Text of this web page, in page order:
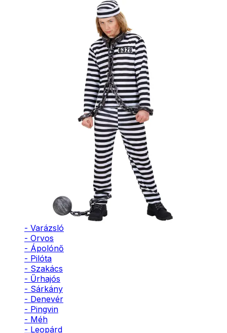
- Cowboy
- Cowgirl
- Varázsló
- Orvos
- Ápolónő
- Pilóta
- Szakács
- Űrhajós
- Sárkány
- Denevér
- Pingvin
- Méh
- Leopárd